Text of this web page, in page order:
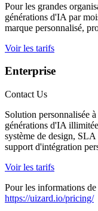
Pour les grandes
générations d'IA par
marque personnalisé,
Voir les tarifs
Enterprise
Contact Us
Solution personnalisée
générations d'IA
système de design,
support d'intégration
Voir les tarifs
Pour les informations
https://uizard.io/pricing/